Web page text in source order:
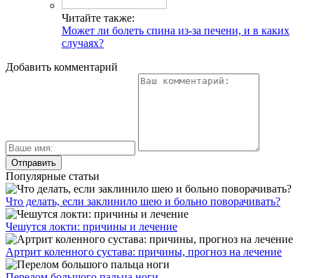
Читайте также:
Может ли болеть спина из-за печени, и в каких
случаях?
Добавить комментарий
Популярные статьи
Что делать, если заклинило шею и больно поворачивать?
Чешутся локти: причины и лечение
Артрит коленного сустава: причины, прогноз на лечение